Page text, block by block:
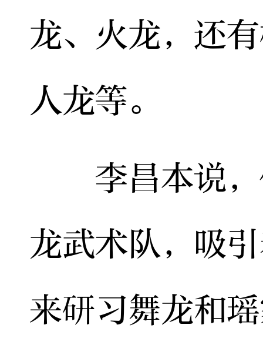
龙、火龙，还
人龙等。
李昌本说，
龙武术队，吸
来研习舞龙和